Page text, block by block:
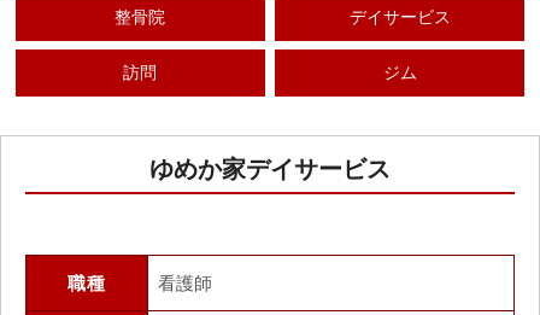
整骨院 デイサービス
訪問 ジム
ゆめか家デイサービス
職種 看護師